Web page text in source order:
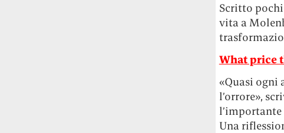
Scritto
vita a
What price
«Quasi ogni
l’orrore»,
l’importante
Una